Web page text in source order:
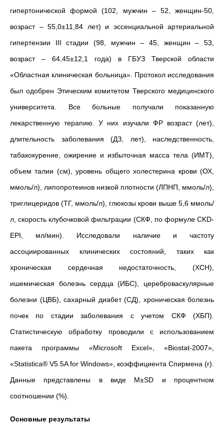
гипертонической формой (102, мужчин – 52, женщин-50,
возраст – 55,0±11,84 лет) и эссенциальной артериальной
гипертензии III стадии (98, мужчин – 45, женщин – 53,
возраст – 64,45±12,1 года) в ГБУЗ Тверской области
«Областная клиническая больница». Протокол исследования
был одобрен Этическим комитетом Тверского медицинского
университета. Все больные получали показанную
лекарственную терапию. У них изучали ФР возраст (лет),
длительность заболевания (ДЗ, лет), наследственность,
табакокурение, ожирение и избыточная масса тела (ИМТ),
объем талии (см), уровень общего холестерина крови (ОХ,
ммоль/л), липопротеинов низкой плотности (ЛПНП, ммоль/л),
триглицеридов (ТГ, ммоль/л), глюкозы крови выше 5,6 ммоль/
л, скорость клубочковой фильтрации (СКФ, по формуле CKD-
EPI, мл/мин). Исследовали наличие и частоту
ассоциированных клинических состояний, таких как
хроническая сердечная недостаточность, (ХСН),
ишемическая болезнь сердца (ИБС), цереброваскулярные
болезни (ЦВБ), сахарный диабет (СД), хроническая болезнь
почек по стадии заболевания с учетом СКФ (ХБП).
Статистическую обработку проводили с использованием
пакета программы «Microsoft Excel», «Biostat-2007»,
«Statistiсa® V5.5A for Windows», коэффициента Спирмена (r).
Данные представлены в виде М±SD и процентном
соотношении (%).
Основные результаты